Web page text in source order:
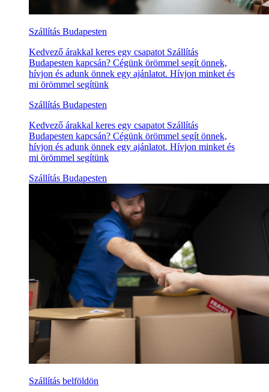
Szállítás Budapesten
Kedvező árakkal keres egy csapatot Szállítás
Budapesten kapcsán? Cégünk örömmel segít önnek,
hívjon és adunk önnek egy ajánlatot. Hívjon minket és
mi örömmel segítünk
Szállítás Budapesten
Kedvező árakkal keres egy csapatot Szállítás
Budapesten kapcsán? Cégünk örömmel segít önnek,
hívjon és adunk önnek egy ajánlatot. Hívjon minket és
mi örömmel segítünk
Szállítás Budapesten
Szállítás belföldön